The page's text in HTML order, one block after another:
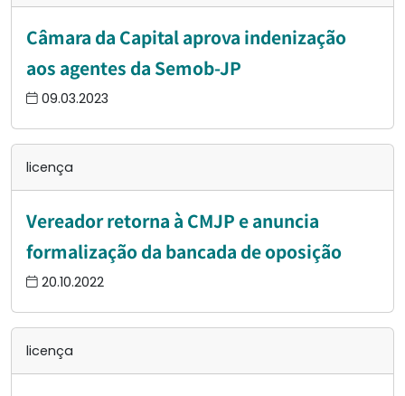
Câmara da Capital aprova indenização
aos agentes da Semob-JP
09.03.2023
licença
Vereador retorna à CMJP e anuncia
formalização da bancada de oposição
20.10.2022
licença